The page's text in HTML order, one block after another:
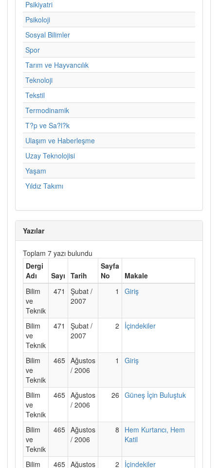
Psikiyatri
Psikoloji
Sosyal Bilimler
Spor
Tarım ve Hayvancılık
Teknoloji
Tekstil
Termodinamik
T?p ve Sa?l?k
Ulaşım ve Haberleşme
Uzay Teknolojisi
Yaşam
Yıldız Takımı
Yazılar
Toplam 7 yazı bulundu
Dergi
Adı
Sayı Tarih
Sayfa
No
Makale
Bilim
ve
Teknik
471
Şubat /
2007
1 Giriş
Bilim
ve
Teknik
471
Şubat /
2007
2 İçindekiler
Bilim
ve
Teknik
465 Ağustos
/ 2006
1 Giriş
Bilim
ve
Teknik
465 Ağustos
/ 2006
26 Güneş İçin Buluştuk
Bilim
ve
Teknik
465 Ağustos
/ 2006
8
Hem Kurtarıcı, Hem
Katil
Bilim 465 Ağustos 2 İçindekiler